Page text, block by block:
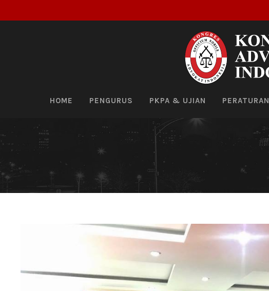
HOME PENGURUS PKPA & UJIAN PERATURAN